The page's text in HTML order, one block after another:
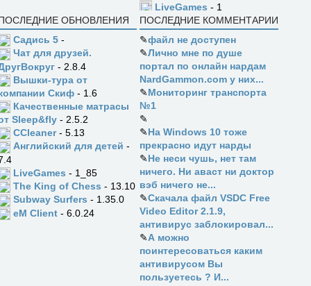
LiveGames - 1
ОБНОВЛЕНИЯ
Садись 5 -
Чат для друзей.
- 2.8.4
Вышки-тура от
Скиф - 1.6
Качественные матрасы
Sleep&fly - 2.5.2
CCleaner- 5.13
Английский для детей -
LiveGames - 1_85
The King of Chess - 13.10
Subway Surfers - 1.35.0
eM Client - 6.0.24
ПОСЛЕДНИЕ КОММЕНТАРИИ
✎файл не доступен
✎Лично мне по душе
портал по онлайн нардам
NardGammon.com у них...
✎Мониторинг транспорта
№1
✎
✎На Windows 10 тоже
прекрасно идут нарды
✎Не неси чушь, нет там
ничего. Ни аваст ни доктор
вэб ничего не...
✎Скачала файл VSDC Free
Video Editor 2.1.9,
антивирус заблокировал...
✎А можно
поинтересоваться каким
антивирусом Вы
пользуетесь ? И...